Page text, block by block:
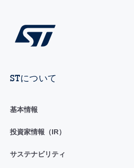
STについて
基本情報
投資家情報（IR）
サステナビリティ